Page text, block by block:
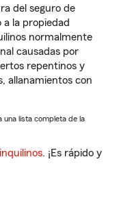
del seguro de
la propiedad
normalmente
causadas por
repentinos y
allanamientos con
una lista completa de la
. ¡Es rápido y